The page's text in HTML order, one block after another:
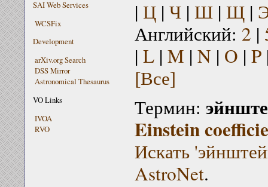
SAI Web Services
WCSFix
Development
arXiv.org Search
DSS Mirror
Astronomical Thesaurus
VO Links
IVOA
RVO
| Ц| Ч| Ш| Щ|
Английский: 2 |
| L| M | N | O | P
[Все]
Термин:
Einstein
Искать
AstroNet.